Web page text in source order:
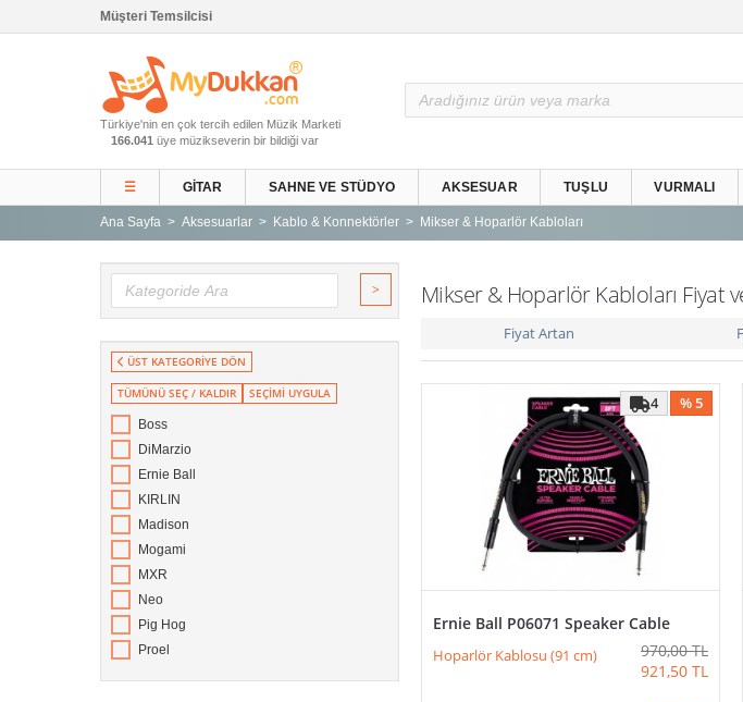
Müşteri Temsilcisi
Gitar ve Ekipmanları
Sahne ve Stüdyo
Aksesuarlar
Türk Müziği Enstrümanları
Türkiye'nin en çok tercih edilen Müzik Marketi
166.041 üye müzikseverin bir bildiği var
☰ GITAR SAHNE VE STÜDYO AKSESUAR TUŞLU VURMALI
Ana Sayfa Aksesuarlar Kablo & Konnektörler Mikser & Hoparlör Kabloları
>
ÜST KATEGORİYE DÖN
TÜMÜNÜ SEÇ / KALDIR SEÇİMİ UYGULA
Boss
DiMarzio
Ernie Ball
KIRLIN
Madison
Mogami
MXR
Neo
Pig Hog
Proel
Mikser & Hoparlör Kabloları Fiyat
Fiyat Artan
% 5
4
Ernie Ball P06071 Speaker Cable
Hoparlör Kablosu (91 cm) 970,00 TL
921,50 TL